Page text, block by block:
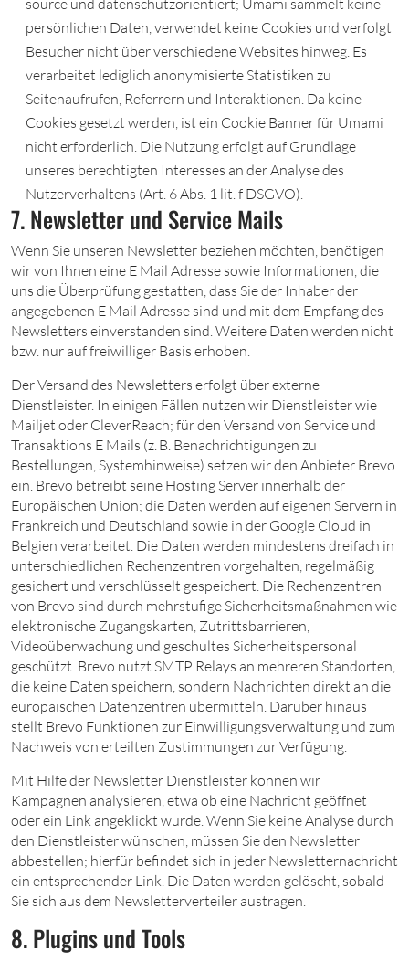
persönlichen Daten, verwendet keine Cookies und verfolgt
Besucher nicht über verschiedene Websites hinweg. Es
verarbeitet lediglich anonymisierte Statistiken zu
Seitenaufrufen, Referrern und Interaktionen. Da keine
Cookies gesetzt werden, ist ein Cookie Banner für Umami
nicht erforderlich. Die Nutzung erfolgt auf Grundlage
unseres berechtigten Interesses an der Analyse des
Nutzerverhaltens (Art. 6 Abs. 1 lit. f DSGVO).
7. Newsletter und Service Mails
Wenn Sie unseren Newsletter beziehen möchten, benötigen
wir von Ihnen eine E Mail Adresse sowie Informationen, die
uns die Überprüfung gestatten, dass Sie der Inhaber der
angegebenen E Mail Adresse sind und mit dem Empfang des
Newsletters einverstanden sind. Weitere Daten werden nicht
bzw. nur auf freiwilliger Basis erhoben.
Der Versand des Newsletters erfolgt über externe
Dienstleister. In einigen Fällen nutzen wir Dienstleister wie
Mailjet oder CleverReach; für den Versand von Service und
Transaktions E Mails (z. B. Benachrichtigungen zu
Bestellungen, Systemhinweise) setzen wir den Anbieter Brevo
ein. Brevo betreibt seine Hosting Server innerhalb der
Europäischen Union; die Daten werden auf eigenen Servern in
Frankreich und Deutschland sowie in der Google Cloud in
Belgien verarbeitet. Die Daten werden mindestens dreifach in
unterschiedlichen Rechenzentren vorgehalten, regelmäßig
gesichert und verschlüsselt gespeichert. Die Rechenzentren
von Brevo sind durch mehrstufige Sicherheitsmaßnahmen wie
elektronische Zugangskarten, Zutrittsbarrieren,
Videoüberwachung und geschultes Sicherheitspersonal
geschützt. Brevo nutzt SMTP Relays an mehreren Standorten,
die keine Daten speichern, sondern Nachrichten direkt an die
europäischen Datenzentren übermitteln. Darüber hinaus
stellt Brevo Funktionen zur Einwilligungsverwaltung und zum
Nachweis von erteilten Zustimmungen zur Verfügung.
Mit Hilfe der Newsletter Dienstleister können wir
Kampagnen analysieren, etwa ob eine Nachricht geöffnet
oder ein Link angeklickt wurde. Wenn Sie keine Analyse durch
den Dienstleister wünschen, müssen Sie den Newsletter
abbestellen; hierfür befindet sich in jeder Newsletternachricht
ein entsprechender Link. Die Daten werden gelöscht, sobald
Sie sich aus dem Newsletterverteiler austragen.
8. Plugins und Tools